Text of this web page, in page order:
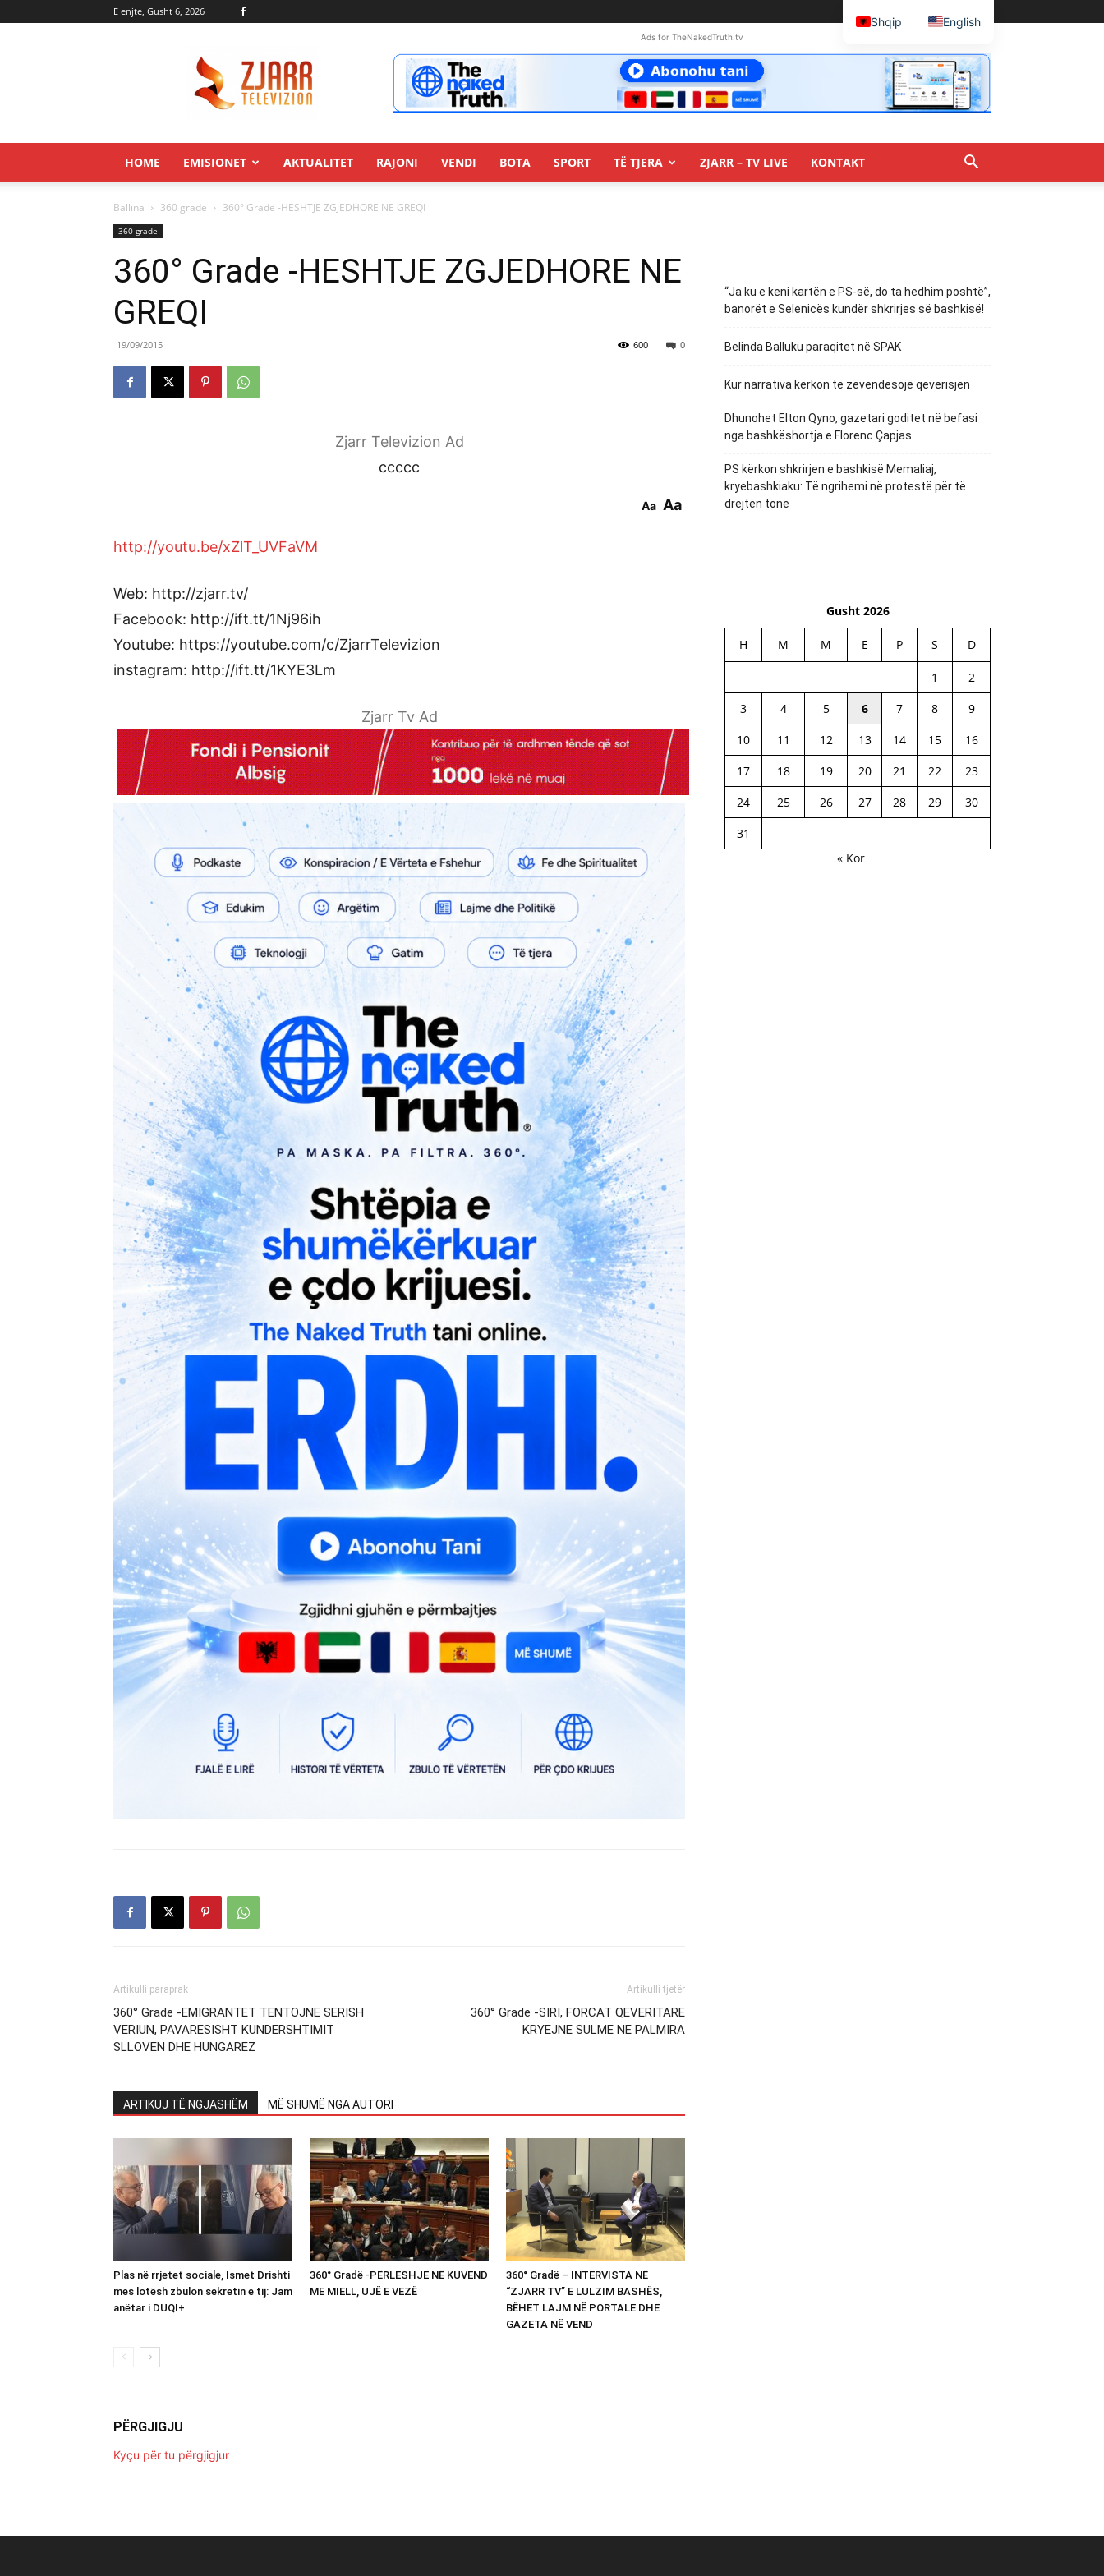
E enjte, Gusht 6, 2026
Ads for TheNakedTruth.tv
HOME EMISIONET AKTUALITET RAJONI VENDI BOTA SPORT TË TJERA ZJARR – TV LIVE KONTAKT
Ballina 360 grade 360° Grade -HESHTJE ZGJEDHORE NE GREQI
360 grade
360° Grade -HESHTJE ZGJEDHORE NE
GREQI
19/09/2015 0
600
Zjarr Televizion Ad
ccccc
Aa Aa
http://youtu.be/xZlT_UVFaVM
Web: http://zjarr.tv/
Facebook: http://ift.tt/1Nj96ih
Youtube: https://youtube.com/c/ZjarrTelevizion
instagram: http://ift.tt/1KYE3Lm
Zjarr Tv Ad
Artikulli paraprak
360° Grade -EMIGRANTET TENTOJNE SERISH
VERIUN, PAVARESISHT KUNDERSHTIMIT
SLLOVEN DHE HUNGAREZ
Artikulli tjetër
360° Grade -SIRI, FORCAT QEVERITARE
KRYEJNE SULME NE PALMIRA
ARTIKUJ TË NGJASHËM MË SHUMË NGA AUTORI
Plas në rrjetet sociale, Ismet Drishti
mes lotësh zbulon sekretin e tij: Jam
anëtar i DUQI+
360° Gradë -PËRLESHJE NË KUVEND
ME MIELL, UJË E VEZË
360° Gradë – INTERVISTA NË
“ZJARR TV” E LULZIM BASHËS,
BËHET LAJM NË PORTALE DHE
GAZETA NË VEND
PËRGJIGJU
Kyçu për tu përgjigjur
“Ja ku e keni kartën e PS-së, do ta hedhim poshtë”,
banorët e Selenicës kundër shkrirjes së bashkisë!
Belinda Balluku paraqitet në SPAK
Kur narrativa kërkon të zëvendësojë qeverisjen
Dhunohet Elton Qyno, gazetari goditet në befasi
nga bashkëshortja e Florenc Çapjas
PS kërkon shkrirjen e bashkisë Memaliaj,
kryebashkiaku: Të ngrihemi në protestë për të
drejtën tonë
Gusht 2026
H M M E P S D
1
2
3
4 5 6 7 8
9
10
11 12 13 14 15
16
17
18 19 20 21 22
23
24
25 26 27 28 29
30
31
« Kor
Shqip English